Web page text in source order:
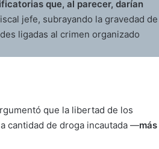
que, al parecer, darían
jefe, subrayando la gravedad de
ligadas al crimen organizado
que la libertad de los
cantidad de droga incautada —más